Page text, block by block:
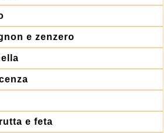
e zenzero
e feta